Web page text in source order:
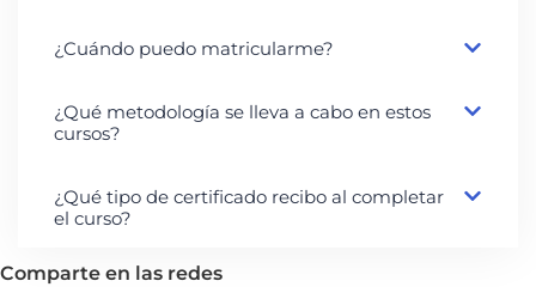
¿Cuándo puedo matricularme?
¿Qué metodología se lleva a cabo en estos
cursos?
¿Qué tipo de certificado recibo al completar
el curso?
Comparte en las redes